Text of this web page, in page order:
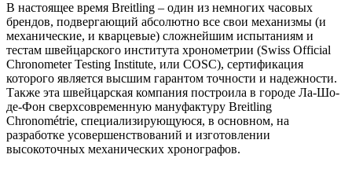
В настоящее время Breitling – один из немногих часовых
брендов, подвергающий абсолютно все свои механизмы (и
механические, и кварцевые) сложнейшим испытаниям и
тестам швейцарского института хронометрии (Swiss Official
Chronometer Testing Institute, или COSC), сертификация
которого является высшим гарантом точности и надежности.
Также эта швейцарская компания построила в городе Ла-Шо-
де-Фон сверхсовременную мануфактуру Breitling
Chronométrie, специализирующуюся, в основном, на
разработке усовершенствований и изготовлении
высокоточных механических хронографов.